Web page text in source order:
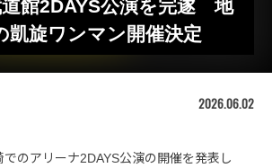
館2DAYS公演を完遂 地
凱旋ワンマン開催決定
2026.06.02
のアリーナ2DAYS公演の開催を発表し